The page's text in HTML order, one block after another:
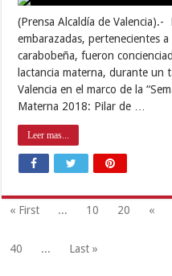
(Prensa Alcaldía de
embarazadas, pertenecientes
carabobeña, fueron
lactancia materna, durante un
Valencia en el marco de la
Materna 2018: Pilar de …
Leer mas...
« First ... 10 20 «
40
... Last »